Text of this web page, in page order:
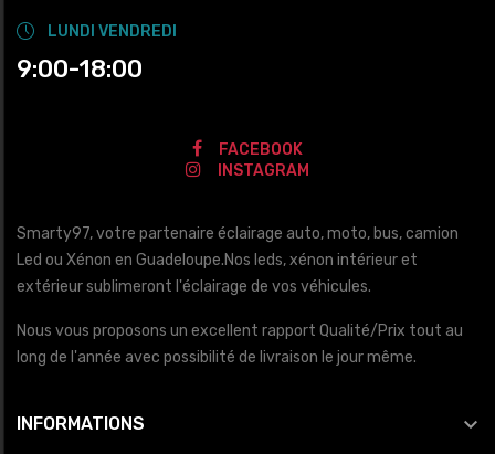
LUNDI VENDREDI
9:00-18:00
FACEBOOK
INSTAGRAM
Smarty97, votre partenaire éclairage auto, moto, bus, camion
Led ou Xénon en Guadeloupe.Nos leds, xénon intérieur et
extérieur sublimeront l'éclairage de vos véhicules.
Nous vous proposons un excellent rapport Qualité/Prix tout au
long de l'année avec possibilité de livraison le jour même.
INFORMATIONS 